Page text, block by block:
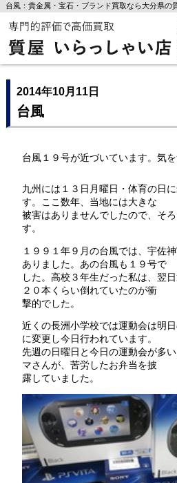
台風：貴金属・宝石・ブランド買取なら大分県の
2014年10月11日
台風
台風１９号が近づいています。気を
九州には１３日月曜日・体育の日
す。ここ数年、当地には大きな
被害はありませんでしたので、そ
す。
１９９１年９月の台風では、宇佐
ありました。あの台風も１９号で
した。高校３年生だった私は、翌
２０本くらい倒れていたのが衝
撃的でした。
近くの長洲小学校では運動会は明
に変更し今日行われています。
先週の日曜日と今日の運動会が多
マさんが、苦労したお弁当を披
露していました。